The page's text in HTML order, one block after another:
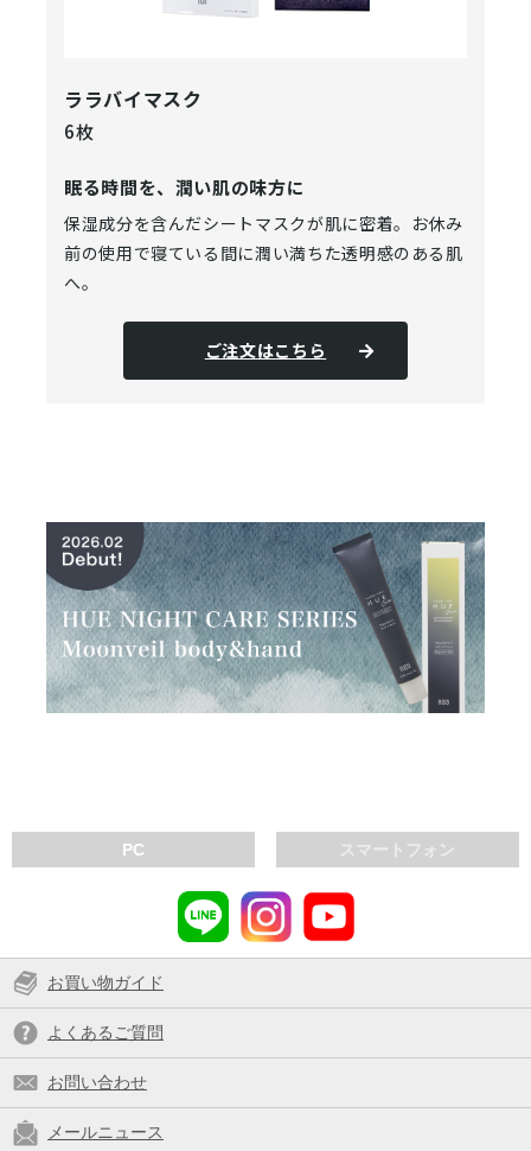
ララバイマスク
6枚
眠る時間を、潤い肌の味方に
保湿成分を含んだシートマスクが肌に密着。お休み
前の使用で寝ている間に潤い満ちた透明感のある肌
へ。
ご注文はこちら
スマートフォン
PC
お買い物ガイド
よくあるご質問
お問い合わせ
メールニュース